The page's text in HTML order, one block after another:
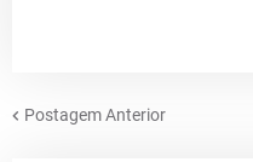
Postagem Anterior